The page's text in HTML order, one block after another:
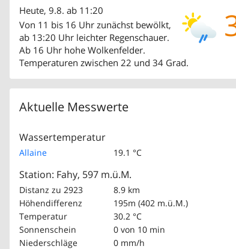
Heute, 9.8. ab 11:20
Von 11 bis 16 Uhr zunächst bewölkt,
ab 13:20 Uhr leichter Regenschauer.
Ab 16 Uhr hohe Wolkenfelder.
Temperaturen zwischen 22 und 34 Grad.
Aktuelle Messwerte
Wassertemperatur
Allaine 19.1 °C
Station: Fahy, 597 m.ü.M.
Distanz zu 2923
8.9 km
Höhendifferenz
195m (402 m.ü.M.)
Temperatur
30.2 °C
Sonnenschein
0 von 10 min
Niederschläge
0 mm/h